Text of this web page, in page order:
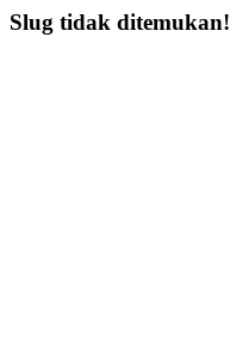
Slug tidak ditemukan!